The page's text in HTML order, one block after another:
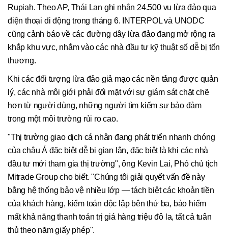
Rupiah. Theo AP, Thái Lan ghi nhận 24.500 vụ lừa đảo qua
điện thoại di động trong tháng 6. INTERPOL và UNODC
cũng cảnh báo về các đường dây lừa đảo đang mở rộng ra
khắp khu vực, nhắm vào các nhà đầu tư kỹ thuật số dễ bị tổn
thương.
Khi các đối tượng lừa đảo giả mạo các nền tảng được quản
lý, các nhà môi giới phải đối mặt với sự giám sát chặt chẽ
hơn từ người dùng, những người tìm kiếm sự bảo đảm
trong một môi trường rủi ro cao.
"Thị trường giao dịch cá nhân đang phát triển nhanh chóng
của châu Á đặc biệt dễ bị gian lận, đặc biệt là khi các nhà
đầu tư mới tham gia thị trường", ông Kevin Lai, Phó chủ tịch
Mitrade Group cho biết. "Chúng tôi giải quyết vấn đề này
bằng hệ thống bảo vệ nhiều lớp — tách biệt các khoản tiền
của khách hàng, kiểm toán độc lập bên thứ ba, bảo hiểm
mất khả năng thanh toán trị giá hàng triệu đô la, tất cả tuân
thủ theo năm giấy phép".